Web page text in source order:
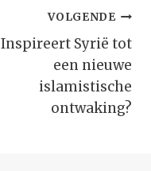
VOLGENDE
Inspireert Syrië tot
een nieuwe
islamistische
ontwaking?